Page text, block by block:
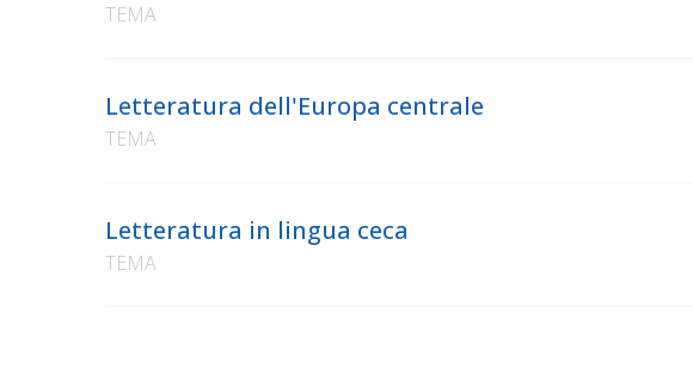
TEMA
Letteratura dell'Europa centrale
TEMA
Letteratura in lingua ceca
TEMA